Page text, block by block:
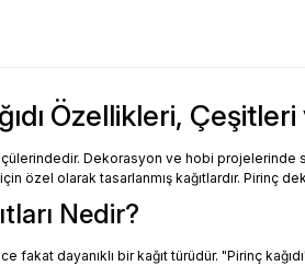
Özellikleri,
Dekorasyon ve hobi projelerinde
için özel olarak tasarlanmış kağıtlardır.
Nedir?
fakat dayanıklı bir kağıt türüdür. "Pirinç